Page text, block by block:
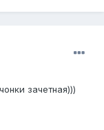
зачетная)))